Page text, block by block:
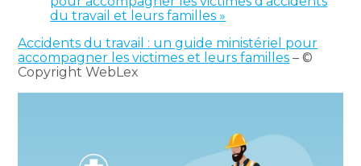
du travail et leurs familles »
Accidents du travail : un guide ministériel pour
accompagner les victimes et leurs familles – ©
Copyright WebLex